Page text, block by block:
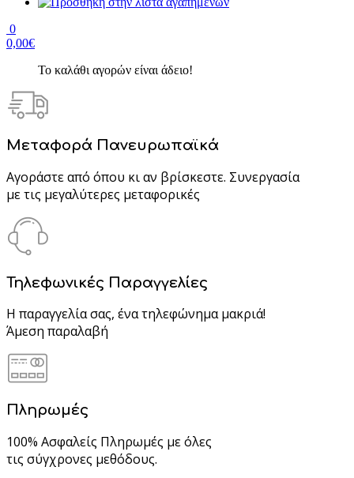
0
0,00€
Το καλάθι αγορών είναι άδειο!
Μεταφορά Πανευρωπαϊκά
Αγοράστε από όπου κι αν βρίσκεστε. Συνεργασία
με τις μεγαλύτερες μεταφορικές
Τηλεφωνικές Παραγγελίες
Η παραγγελία σας, ένα τηλεφώνημα μακριά!
Άμεση παραλαβή
Πληρωμές
100% Ασφαλείς Πληρωμές με όλες
τις σύγχρονες μεθόδους.